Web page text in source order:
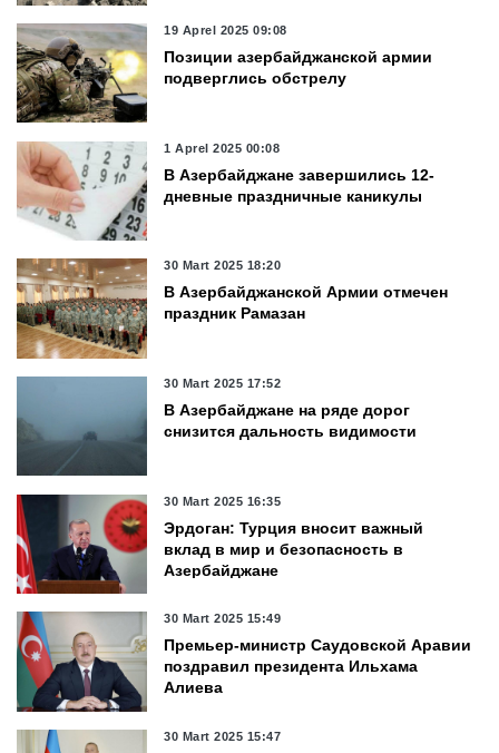
19 Aprel 2025 09:08
Позиции азербайджанской армии
подверглись обстрелу
1 Aprel 2025 00:08
В Азербайджане завершились 12-
дневные праздничные каникулы
30 Mart 2025 18:20
В Азербайджанской Армии отмечен
праздник Рамазан
30 Mart 2025 17:52
В Азербайджане на ряде дорог
снизится дальность видимости
30 Mart 2025 16:35
Эрдоган: Турция вносит важный
вклад в мир и безопасность в
Азербайджане
30 Mart 2025 15:49
Премьер-министр Саудовской Аравии
поздравил президента Ильхама
Алиева
30 Mart 2025 15:47